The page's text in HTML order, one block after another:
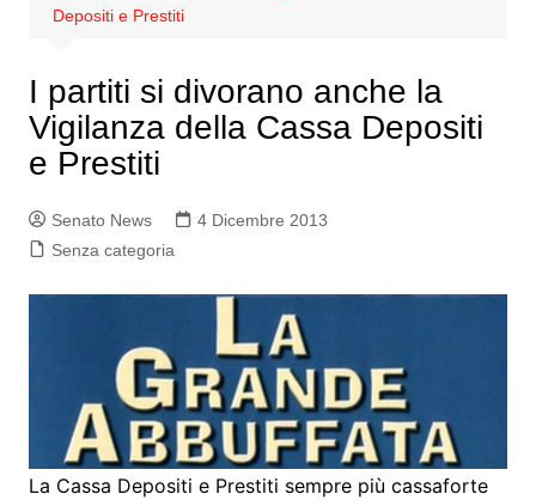
Depositi e Prestiti
I partiti si divorano anche la
Vigilanza della Cassa Depositi
e Prestiti
Senato News
4 Dicembre 2013
Senza categoria
La Cassa Depositi e Prestiti sempre più cassaforte